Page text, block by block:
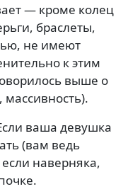
— кроме колец
браслеты,
не имеют
к этим
выше о
ваша девушка
(вам ведь
наверняка,